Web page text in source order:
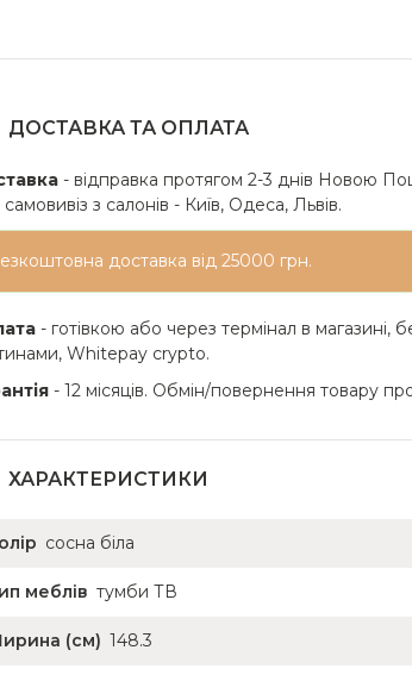
ДОСТАВКА ТА ОПЛАТА
- відправка протягом 2-3 днів Новою
з салонів - Київ, Одеса, Львів.
доставка від 25000 грн.
- готівкою або через термінал в магазині,
Whitepay crypto.
- 12 місяців. Обмін/повернення товару
ХАРАКТЕРИСТИКИ
сосна біла
меблів тумби ТВ
(см) 148.3